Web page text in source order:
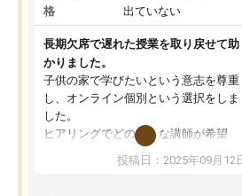
格
出ていない
長期欠席で遅れた授業を取り戻せて助
かりました。
子供の家で学びたいという意志を尊重
し、オンライン個別という選択をしま
した。
ヒアリングでどのような講師が希望
か、オプションは付帯するかなど選ぶ
事が出来ました。
投稿日：2025年09月12